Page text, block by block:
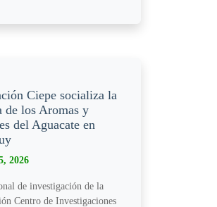
Ciepe socializa la
de los Aromas y
del Aguacate en
2026
de investigación de la
Centro de Investigaciones